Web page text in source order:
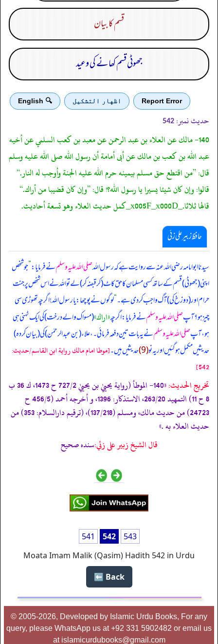
قسم کا بیان
جھوٹی قسم کھانے کی وعید
Report Error اظهار التشكيل 🔍 English
حدیث نمبر: 542
140- مالك عن العلاء بن عبد الرحمن عن معبد بن كعب السلمي عن أخيه
عبد الله بن كعب بن مالك عن أبى أمامة أن رسول الله صلى الله عليه وسلم
قال: ”من اقتطع حق مسلم بيمينه حرم الله عليه الجنة وأوجب له النار.“
قالوا: وإن كان شيئا يسيرا يا رسول الله؟! قال: ”وإن كان قضيبا من أراك.“
قالها ثلاثا._x005F_x000D_كمل حديث العلاء وهو تسعة أحاديث.
حافظ زبیر علی زئی
سیدنا ابوامامہ رضی اللہ عنہ سے روایت ہے کہ رسول اللہصلی اللہ علیہ وسلمنے فرمایا:”جو شخص
اپنی (جھوٹی) قسم کے ساتھ کسی مسلمان کا حق کاٹ (کر قبضہ کر) لے تو اللہ نے اس شخص پر جنت
حرام اور (دوزخ کی) آگ واجب کر دی ہے۔“لوگوں نے پوچھا: یا رسول اللہ! اگرچہ تھوڑی سی
چیز ہو؟ آپصلی اللہ علیہ وسلمنے فرمایا: اگرچہ«اراك»(مسوا ک والے درخت) کی ایک ٹہنی ہی
ہو، آپصلی اللہ علیہ وسلمنے یہ بات تین دفعہ فرمائی۔، علاء (بن عبدالرحمٰن) کی (بیان کردہ)
حدیثیں مکمل ہو گئیں اور یہ نو(9) حدیثیں ہیں۔[موطا امام مالك رواية ابن القاسم/حدیث:
542]
تخریج الحدیث:
«140- الموطأ (رواية يحييٰ بن يحييٰ 727/2 ح 1473، ك 36 ب
8 ح 11) التمهيد 263/20، الاستذكار: 1396، و أخرجه أحمد (456/5 ح
24723) من حديث مالك، ومسلم (137/218)، (ترقيم دارالسلام: 353) من
حديث العلاء به .»
قال الشيخ زبير على زئي:سنده صحيح
541 542
543
Moata Imam Malik (Qasim) Hadith 542 in Urdu
Back ⬅️
© 2005-2026, Developed by Islamic Urdu Books, For any
query, please WhatsApp us at +92 331 5902482 or email us
at islamicurdubooks@gmail.com